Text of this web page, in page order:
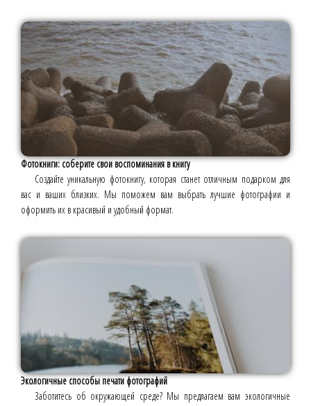
Фотокниги: соберите свои воспоминания в книгу
Создайте уникальную фотокнигу, которая станет отличным подарком для
вас и ваших близких. Мы поможем вам выбрать лучшие фотографии и
оформить их в красивый и удобный формат.
Экологичные способы печати фотографий
Заботитесь об окружающей среде? Мы предлагаем вам экологичные